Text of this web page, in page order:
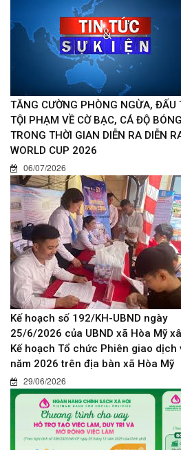
TĂNG CƯỜNG PHÒNG NGỪA, ĐẤU
TỘI PHẠM VỀ CỜ BẠC, CÁ ĐỘ
TRONG THỜI GIAN DIỄN RA DIỄN
WORLD CUP 2026
06/07/2026
Kế hoạch số 192/KH-UBND ngày
25/6/2026 của UBND xã Hòa Mỹ
Kế hoạch Tổ chức Phiên giao dịch
năm 2026 trên địa bàn xã Hòa Mỹ
29/06/2026